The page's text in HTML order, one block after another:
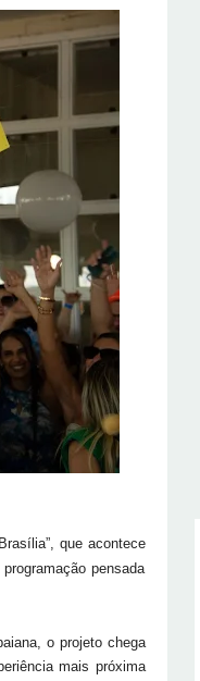
que acontece
pensada
o projeto chega
mais próxima